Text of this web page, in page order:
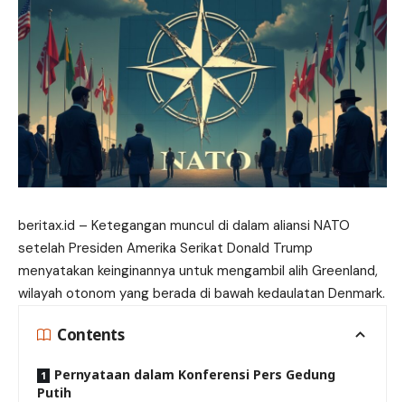
beritax.id – Ketegangan muncul di dalam aliansi NATO
setelah Presiden Amerika Serikat Donald Trump
menyatakan keinginannya untuk mengambil alih Greenland,
wilayah otonom yang berada di bawah kedaulatan Denmark.
Contents
Pernyataan dalam Konferensi Pers Gedung
Putih